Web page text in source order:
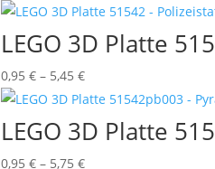
1,55 €
bis
2,95 €
LEGO 3D Platte
0,95 € – 5,45 €Preisspanne:
0,95 €
bis
5,45 €
LEGO 3D Platte
0,95 € – 5,75 €Preisspanne: